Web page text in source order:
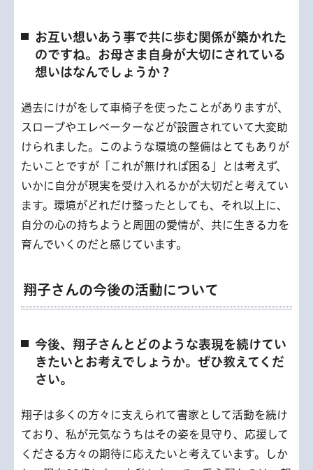
お互い想いあう事で共に歩む関係が築かれた
のですね。お母さま自身が大切にされている
想いはなんでしょうか？
過去にけがをして車椅子を使ったことがありますが、
スロープやエレベーターなどが設置されていて大変助
けられました。このような環境の整備はとてもありが
たいことですが「これが無ければ困る」とは考えず、
いかに自分が現実を受け入れるかが大切だと考えてい
ます。環境がどれだけ整ったとしても、それ以上に、
自分の心の持ちようと周囲の愛情が、共に生きる力を
育んでいくのだと感じています。
翔子さんの今後の活動について
今後、翔子さんとどのような表現を続けてい
きたいとお考えでしょうか。ぜひ教えてくだ
さい。
翔子は多くの方々に支えられて書家として活動を続け
ており、私が元気なうちはその姿を見守り、応援して
くださる方々の期待に応えたいと考えています。しか